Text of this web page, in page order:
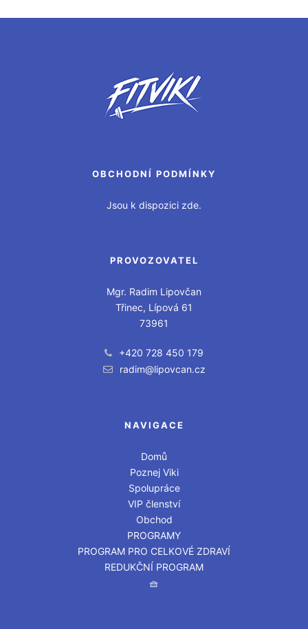
OBCHODNÍ PODMÍNKY
Jsou k dispozici zde.
PROVOZOVATEL
Mgr. Radim Lipovčan
Třinec, Lípová 61
73961
+420 728 450 179
radim@lipovcan.cz
NAVIGACE
Domů
Poznej Viki
Spolupráce
VIP členství
Obchod
PROGRAMY
PROGRAM PRO CELKOVÉ ZDRAVÍ
REDUKČNÍ PROGRAM
🧺